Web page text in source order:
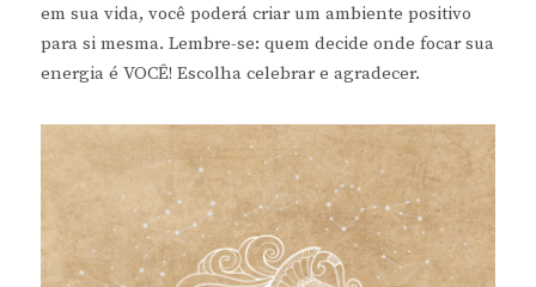
em sua vida, você poderá criar um ambiente positivo
para si mesma. Lembre-se: quem decide onde focar sua
energia é VOCÊ! Escolha celebrar e agradecer.